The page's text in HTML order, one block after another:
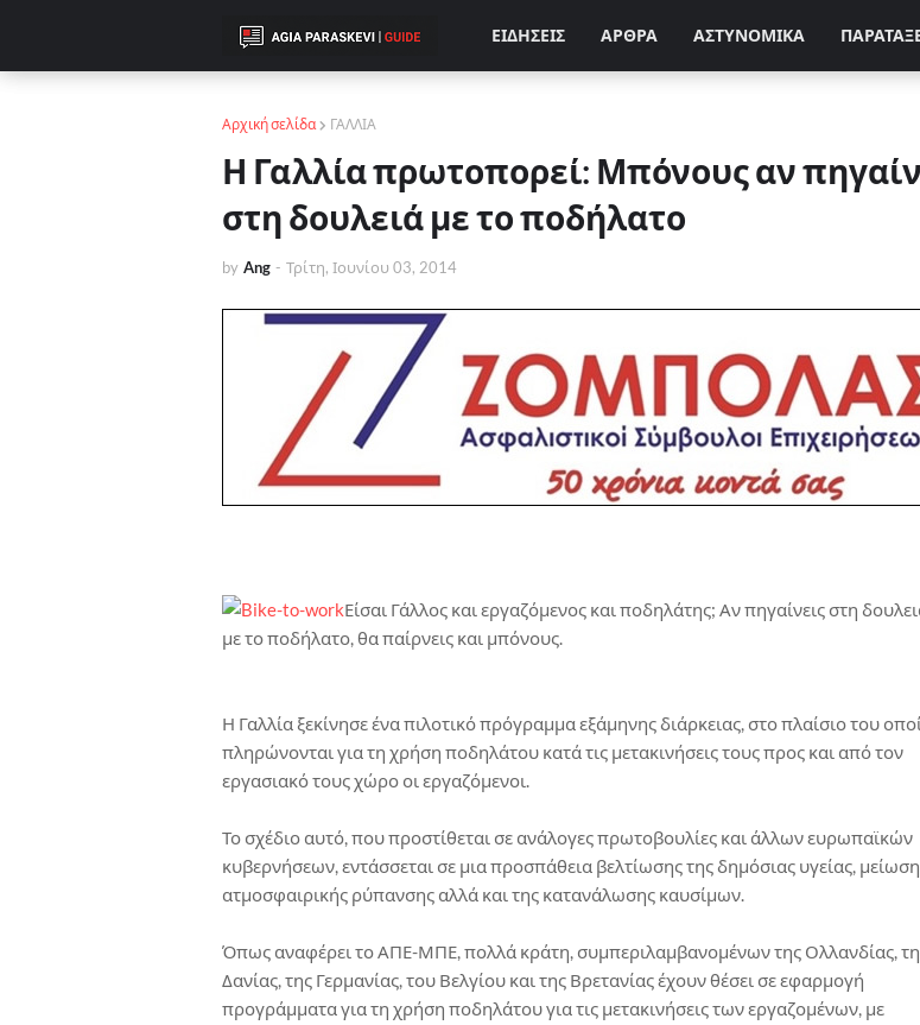
ΕΙΔΗΣΕΙΣ ΑΡΘΡΑ ΑΣΤΥΝΟΜΙΚΑ
Αρχική σελίδα ΓΑΛΛΙΑ
Η Γαλλία πρωτοπορεί: Μπόνους αν
στη δουλειά με το ποδήλατο
by Ang - Τρίτη, Ιουνίου 03, 2014
Είσαι Γάλλος και εργαζόμενος και ποδηλάτης; Αν πηγαίνεις στη
με το ποδήλατο, θα παίρνεις και μπόνους.
Η Γαλλία ξεκίνησε ένα πιλοτικό πρόγραμμα εξάμηνης διάρκειας, στο πλαίσιο του
πληρώνονται για τη χρήση ποδηλάτου κατά τις μετακινήσεις τους προς και από τον
εργασιακό τους χώρο οι εργαζόμενοι.
Το σχέδιο αυτό, που προστίθεται σε ανάλογες πρωτοβουλίες και άλλων ευρωπαϊκών
κυβερνήσεων, εντάσσεται σε μια προσπάθεια βελτίωσης της δημόσιας υγείας,
ατμοσφαιρικής ρύπανσης αλλά και της κατανάλωσης καυσίμων.
Όπως αναφέρει το ΑΠΕ-ΜΠΕ, πολλά κράτη, συμπεριλαμβανομένων της Ολλανδίας,
Δανίας, της Γερμανίας, του Βελγίου και της Βρετανίας έχουν θέσει σε εφαρμογή
προγράμματα για τη χρήση ποδηλάτου για τις μετακινήσεις των εργαζομένων, με